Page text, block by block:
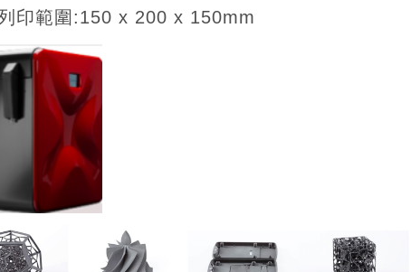
印範圍:150 x 200 x 150mm